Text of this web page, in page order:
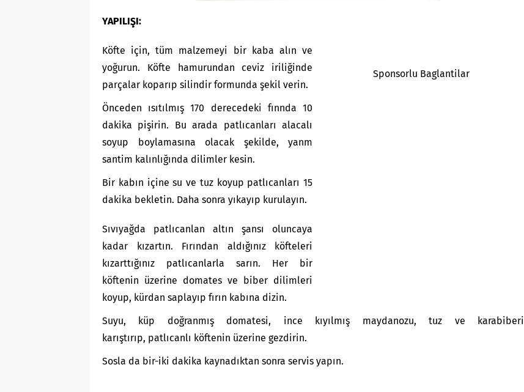
YAPILIŞI:
Sponsorlu Baglantilar
Köfte için, tüm malzemeyi bir kaba alın ve
yoğurun. Köfte hamurundan ceviz iriliğinde
parçalar koparıp silindir formunda şekil verin.
Önceden ısıtılmış 170 derecedeki fınnda 10
dakika pişirin. Bu arada patlıcanları alacalı
soyup boylamasına olacak şekilde, yanm
santim kalınlığında dilimler kesin.
Bir kabın içine su ve tuz koyup patlıcanları 15
dakika bekletin. Daha sonra yıkayıp kurulayın.
Sıvıyağda patlıcanlan altın şansı oluncaya
kadar kızartın. Fırından aldığınız köfteleri
kızarttığınız patlıcanlarla sarın. Her bir
köftenin üzerine domates ve biber dilimleri
koyup, kürdan saplayıp fırın kabına dizin.
Suyu, küp doğranmış domatesi, ince kıyılmış maydanozu, tuz ve karabiberi
karıştırıp, patlıcanlı köftenin üzerine gezdirin.
Sosla da bir-iki dakika kaynadıktan sonra servis yapın.